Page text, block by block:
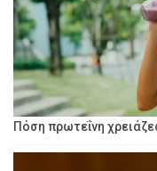
Πόση πρωτεΐνη